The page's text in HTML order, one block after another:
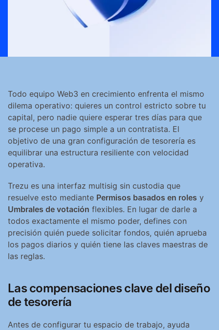
Todo equipo Web3 en crecimiento enfrenta el mismo
dilema operativo: quieres un control estricto sobre tu
capital, pero nadie quiere esperar tres días para que
se procese un pago simple a un contratista. El
objetivo de una gran configuración de tesorería es
equilibrar una estructura resiliente con velocidad
operativa.
Trezu es una interfaz multisig sin custodia que
resuelve esto mediante Permisos basados en roles
Umbrales de votación flexibles. En lugar de darle a
todos exactamente el mismo poder, defines con
precisión quién puede solicitar fondos, quién aprueba
los pagos diarios y quién tiene las claves maestras de
las reglas.
Las compensaciones clave del diseño
de tesorería
Antes de configurar tu espacio de trabajo, ayuda